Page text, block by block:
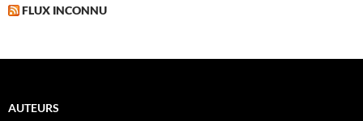
FLUX INCONNU
AUTEURS